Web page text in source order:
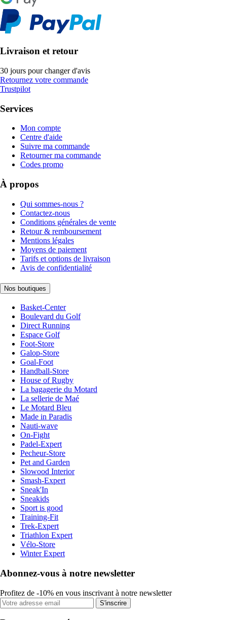
Livraison et retour
30 jours pour changer d'avis
Retournez votre commande
Trustpilot
Services
Mon compte
Centre d'aide
Suivre ma commande
Retourner ma commande
Codes promo
À propos
Qui sommes-nous ?
Contactez-nous
Conditions générales de vente
Retour & remboursement
Mentions légales
Moyens de paiement
Tarifs et options de livraison
Avis de confidentialité
Nos boutiques
Basket-Center
Boulevard du Golf
Direct Running
Espace Golf
Foot-Store
Galop-Store
Goal-Foot
Handball-Store
House of Rugby
La bagagerie du Motard
La sellerie de Maé
Le Motard Bleu
Made in Paradis
Nauti-wave
On-Fight
Padel-Expert
Pecheur-Store
Pet and Garden
Slowood Interior
Smash-Expert
Sneak'In
Sneakids
Sport is good
Training-Fit
Trek-Expert
Triathlon Expert
Vélo-Store
Winter Expert
Abonnez-vous à notre newsletter
Profitez de -10% en vous inscrivant à notre newsletter
S'inscrire